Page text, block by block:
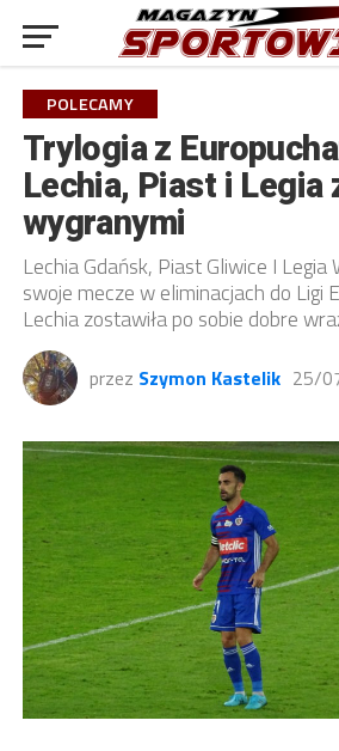
POLECAMY
Trylogia z
Lechia, Piast i Legia
wygranymi
Lechia Gdańsk, Piast Gliwice I Legia
swoje mecze w eliminacjach do Ligi
Lechia zostawiła po sobie dobre
przez Szymon Kastelik 25/